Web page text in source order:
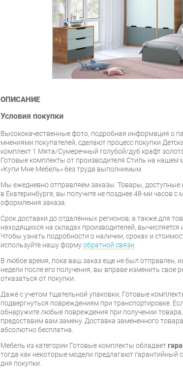
ОПИСАНИЕ
Условия покупки
Высококачественные фото, подробная информация о
мнениями покупателей, сделают процесс покупки
комплект 1 Мята/Сумеречный голубой/дуб крафт
Готовые комплекты от производителя Стиль на нашем
«Купи Мне Мебель» без труда выполнимым.
Мы ежедневно отправляем заказы. Товары, доступные
в Екатеринбурге, вы получите не позднее 48-ми часов с
оформления заказа.
Срок доставки до отдалённых регионов, а также для
находящихся на складах производителей, вычисляется
Чтобы узнать подробности о наличии, сроках и
используйте нашу формуобратной связи
В любое время, пока ваш заказ еще не был отправлен,
недели после его получения, вы вправе изменить свое
отказаться от покупки.
Даже с учетом тщательной упаковки, Готовые
подвергнуться повреждениям при транспортировке.
обнаружите любые повреждения при получении
предоставим вам замену. Доставка замененного
абсолютно бесплатна.
Мебель из категории Готовые комплекты обладает
тогда как некоторые модели предлагают гарантийный
дня покупки.